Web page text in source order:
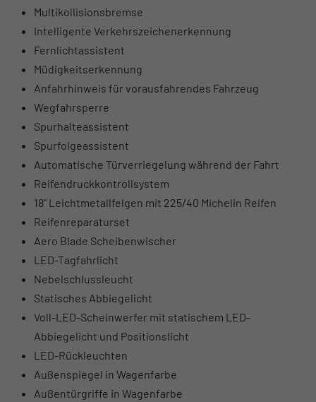
Multikollisionsbremse
Intelligente Verkehrszeichenerkennung
Fernlichtassistent
Müdigkeitserkennung
Anfahrhinweis für vorausfahrendes Fahrzeug
Wegfahrsperre
Spurhalteassistent
Spurfolgeassistent
Automatische Türverriegelung während der Fahrt
Reifendruckkontrollsystem
18" Leichtmetallfelgen mit 225/40 Michelin Reifen
Reifenreparaturset
Aero Blade Scheibenwischer
LED-Tagfahrlicht
Nebelschlussleucht
Statisches Abbiegelicht
Voll-LED-Scheinwerfer mit statischem LED-
Abbiegelicht und Positionslicht
LED-Rückleuchten
Außenspiegel in Wagenfarbe
Außentürgriffe in Wagenfarbe